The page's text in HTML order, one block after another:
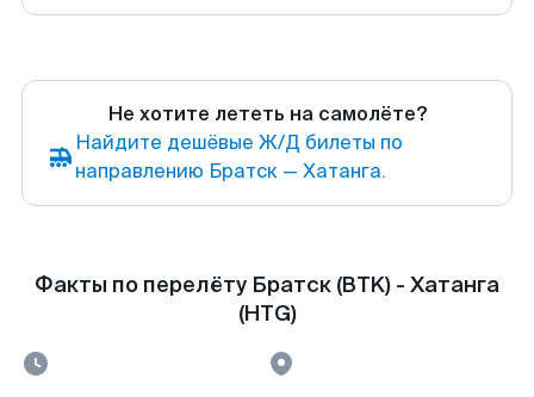
Не хотите лететь на самолёте?
Найдите дешёвые Ж/Д билеты по
направлению Братск — Хатанга.
Факты по перелёту Братск (BTK) - Хатанга
(HTG)